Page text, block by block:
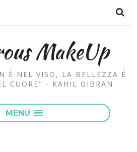
MakeUp
È NEL VISO, LA BELLEZZA È
CUORE" - KAHIL GIBRAN
MENU